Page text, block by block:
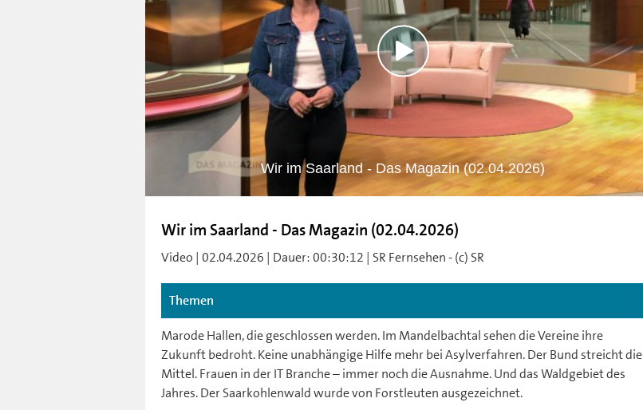
Wir im Saarland - Das Magazin (02.04.2026)
Wir im Saarland - Das Magazin (02.04.2026)
Video | 02.04.2026 | Dauer: 00:30:12 | SR Fernsehen - (c) SR
Themen
Marode Hallen, die geschlossen werden. Im Mandelbachtal sehen die Vereine ihre
Zukunft bedroht. Keine unabhängige Hilfe mehr bei Asylverfahren. Der Bund streicht die
Mittel. Frauen in der IT Branche – immer noch die Ausnahme. Und das Waldgebiet des
Jahres. Der Saarkohlenwald wurde von Forstleuten ausgezeichnet.